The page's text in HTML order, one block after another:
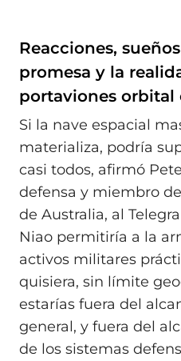
Reacciones,
promesa y la
portaviones orbital
Si la nave espacial
materializa, podría
casi todos, afirmó
defensa y miembro
de Australia, al
Niao permitiría a la
activos militares
quisiera, sin límite
estarías fuera del
general, y fuera del
de los sistemas